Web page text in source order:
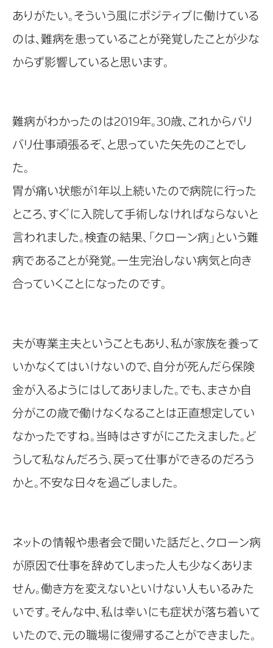
ありがたい。そういう風にポジティブに働けている
のは、難病を患っていることが発覚したことが少な
からず影響していると思います。
難病がわかったのは2019年。30歳、これからバリ
バリ仕事頑張るぞ、と思っていた矢先のことでし
た。
胃が痛い状態が1年以上続いたので病院に行った
ところ、すぐに入院して手術しなければならないと
言われました。検査の結果、「クローン病」という難
病であることが発覚。一生完治しない病気と向き
合っていくことになったのです。
夫が専業主夫ということもあり、私が家族を養って
いかなくてはいけないので、自分が死んだら保険
金が入るようにはしてありました。でも、まさか自
分がこの歳で働けなくなることは正直想定してい
なかったですね。当時はさすがにこたえました。ど
うして私なんだろう、戻って仕事ができるのだろう
かと。不安な日々を過ごしました。
ネットの情報や患者会で聞いた話だと、クローン病
が原因で仕事を辞めてしまった人も少なくありま
せん。働き方を変えないといけない人もいるみた
いです。そんな中、私は幸いにも症状が落ち着いて
いたので、元の職場に復帰することができました。